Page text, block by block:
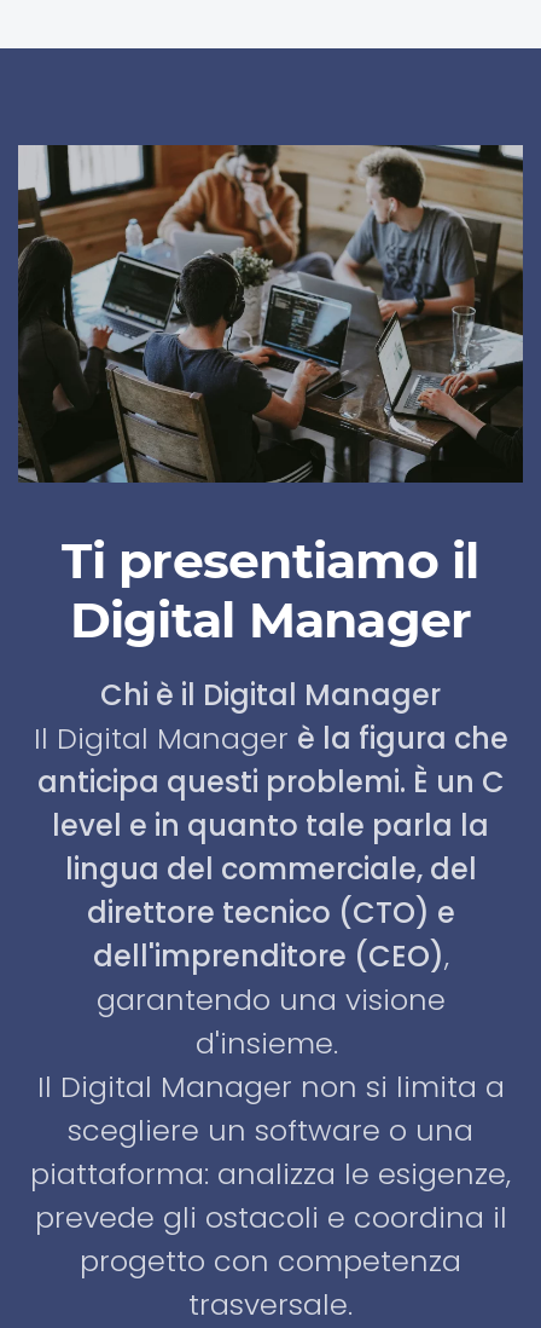
Ti presentiamo il
Digital Manager
Chi è il Digital Manager
Il Digital Manager è la figura che
anticipa questi problemi. È un C
level e in quanto tale parla la
lingua del commerciale, del
direttore tecnico (CTO) e
dell'imprenditore (CEO),
garantendo una visione
d'insieme.
Il Digital Manager non si limita a
scegliere un software o una
piattaforma: analizza le esigenze,
prevede gli ostacoli e coordina il
progetto con competenza
trasversale.